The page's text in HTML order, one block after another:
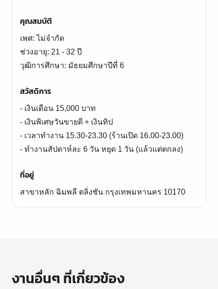
คุณสมบัติ
เพศ: ไม่จำกัด
ช่วงอายุ: 21 - 32 ปี
สวัสดิการ
- เงินเดือน 15,000 บาท
- เงินพิเศษวันขายดี + เงินทิป
- เวลาทำงาน 15.30-23.30 (ร้านเปิด 16.00-23.00)
- ทำงานสัปดาห์ละ 6 วัน หยุด 1 วัน (แล้วแต่ตกลง)
ที่อยู่
สาขาหลัก ฉิมพลี ตลิ่งชัน กรุงเทพมหานคร 10170
งานอื่นๆ ที่เกี่ยวข้อง